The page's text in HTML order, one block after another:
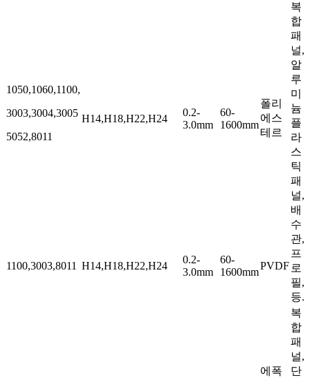
복
합
패
널,
알
루
미
늄
플
라
스
틱
패
널,
배
수
관,
프
로
필,
등.
1050,1060,1100,
3003,3004,3005
5052,8011
H14,H18,H22,H24
0.2-
3.0mm
60-
1600mm
폴리
에스
테르
1100,3003,8011 H14,H18,H22,H24
0.2-
3.0mm
60-
1600mm
PVDF
에폭
복
합
패
널,
단